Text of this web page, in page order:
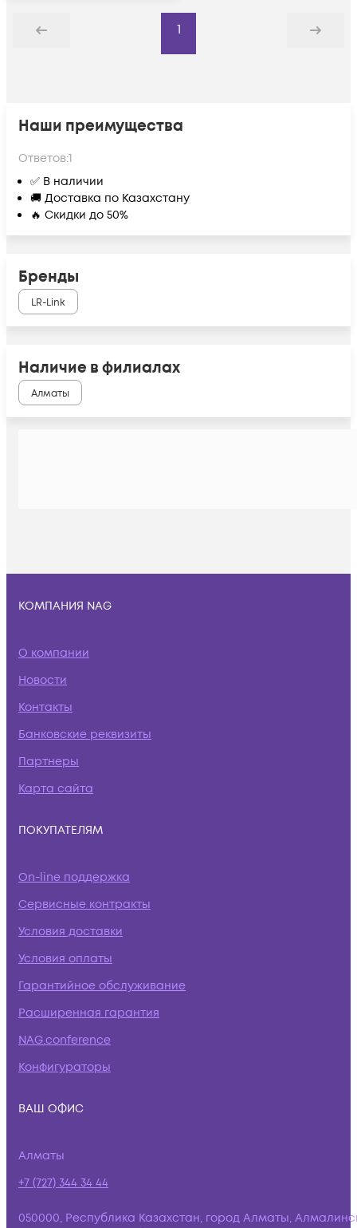
Назад
1
Дальше
Наши преимущества
Ответов:1
✅ В наличии
🚚 Доставка по Казахстану
🔥 Скидки до 50%
Бренды
LR-Link
Наличие в филиалах
Алматы
КОМПАНИЯ NAG
О компании
Новости
Контакты
Банковские реквизиты
Партнеры
Карта сайта
ПОКУПАТЕЛЯМ
On-line поддержка
Сервисные контракты
Условия доставки
Условия оплаты
Гарантийное обслуживание
Расширенная гарантия
NAG.conference
Конфигураторы
ВАШ ОФИС
Алматы
+7 (727) 344 34 44
050000, Республика Казахстан, город Алматы,